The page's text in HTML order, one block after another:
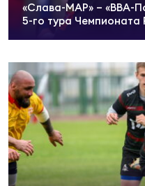
«Слава-МАР» – «ВВА-
5-го тура Чемпионата